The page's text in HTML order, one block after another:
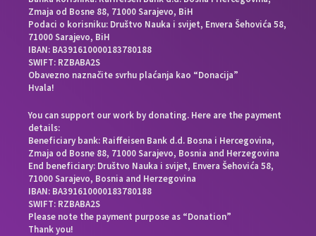
Zmaja od Bosne 88, 71000 Sarajevo, BiH
Podaci o korisniku: Društvo Nauka i svijet, Envera Šehovića 58,
71000 Sarajevo, BiH
IBAN: BA391610000183780188
SWIFT: RZBABA2S
Obavezno naznačite svrhu plaćanja kao “Donacija”
Hvala!
You can support our work by donating. Here are the payment
details:
Beneficiary bank: Raiffeisen Bank d.d. Bosna i Hercegovina,
Zmaja od Bosne 88, 71000 Sarajevo, Bosnia and Herzegovina
End beneficiary: Društvo Nauka i svijet, Envera Šehovića 58,
71000 Sarajevo, Bosnia and Herzegovina
IBAN: BA391610000183780188
SWIFT: RZBABA2S
Please note the payment purpose as “Donation”
Thank you!